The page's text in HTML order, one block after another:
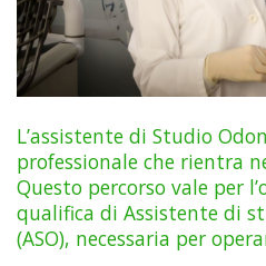
L’assistente di Studio
professionale che rientra
Questo percorso vale per
qualifica di Assistente di
(ASO), necessaria per